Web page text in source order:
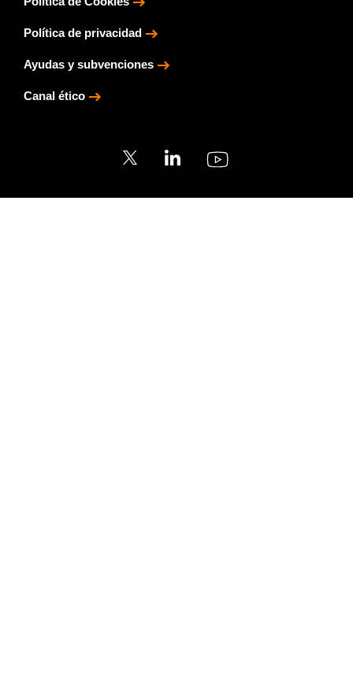
Política de privacidad
Ayudas y subvenciones
Canal ético